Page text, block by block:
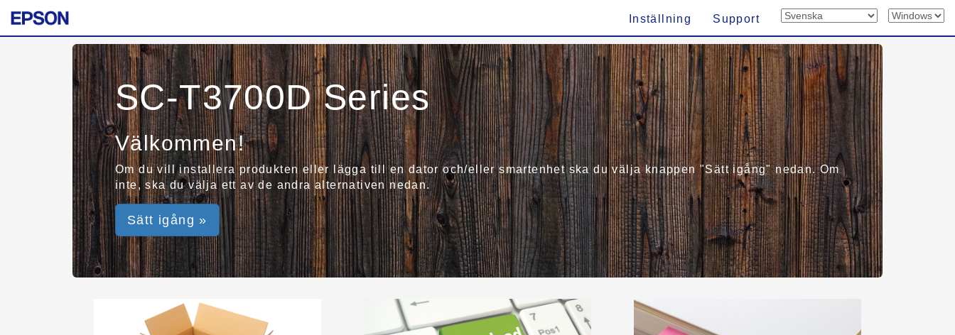
Inställning Support
SC-T3700D Series
Välkommen!
Om du vill installera produkten eller lägga till en dator och/eller smartenhet ska du välja knappen "Sätt igång" nedan. Om
inte, ska du välja ett av de andra alternativen nedan.
Sätt igång »